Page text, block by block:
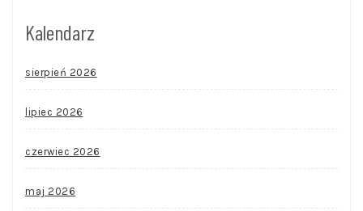
Kalendarz
sierpień 2026
lipiec 2026
czerwiec 2026
maj 2026